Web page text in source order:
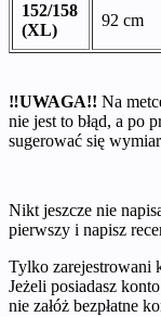
152/158
(XL)
92 cm
‼UWAGA!! Na
nie jest to błąd, a po
sugerować się
Nikt jeszcze nie
pierwszy i napisz
Tylko zarejestrowani
Jeżeli posiadasz
nie załóż bezpłatne